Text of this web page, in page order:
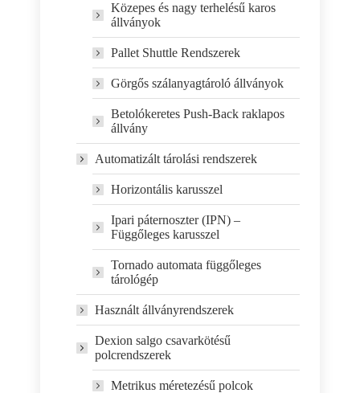
Közepes és nagy terhelésű karos
állványok
Pallet Shuttle Rendszerek
Görgős szálanyagtároló állványok
Betolókeretes Push-Back raklapos
állvány
Automatizált tárolási rendszerek
Horizontális karusszel
Ipari páternoszter (IPN) –
Függőleges karusszel
Tornado automata függőleges
tárológép
Használt állványrendszerek
Dexion salgo csavarkötésű
polcrendszerek
Metrikus méretezésű polcok